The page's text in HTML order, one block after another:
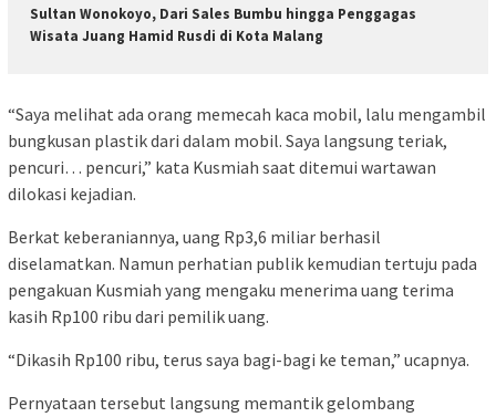
Sultan Wonokoyo, Dari Sales Bumbu hingga Penggagas
Wisata Juang Hamid Rusdi di Kota Malang
“Saya melihat ada orang memecah kaca mobil, lalu mengambil
bungkusan plastik dari dalam mobil. Saya langsung teriak,
pencuri… pencuri,” kata Kusmiah saat ditemui wartawan
dilokasi kejadian.
Berkat keberaniannya, uang Rp3,6 miliar berhasil
diselamatkan. Namun perhatian publik kemudian tertuju pada
pengakuan Kusmiah yang mengaku menerima uang terima
kasih Rp100 ribu dari pemilik uang.
“Dikasih Rp100 ribu, terus saya bagi-bagi ke teman,” ucapnya.
Pernyataan tersebut langsung memantik gelombang